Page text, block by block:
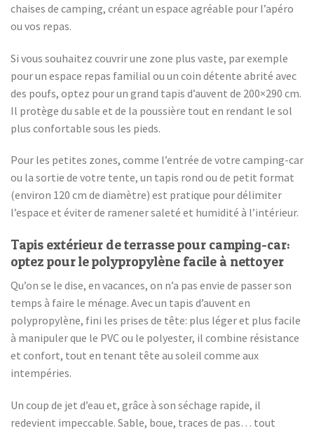
chaises de camping, créant un espace agréable pour l’apéro
ou vos repas.
Si vous souhaitez couvrir une zone plus vaste, par exemple
pour un espace repas familial ou un coin détente abrité avec
des poufs, optez pour un grand tapis d’auvent de 200×290 cm.
Il protège du sable et de la poussière tout en rendant le sol
plus confortable sous les pieds.
Pour les petites zones, comme l’entrée de votre camping-car
ou la sortie de votre tente, un tapis rond ou de petit format
(environ 120 cm de diamètre) est pratique pour délimiter
l’espace et éviter de ramener saleté et humidité à l’intérieur.
Tapis extérieur de terrasse pour camping-car:
optez pour le polypropylène facile à nettoyer
Qu’on se le dise, en vacances, on n’a pas envie de passer son
temps à faire le ménage. Avec un tapis d’auvent en
polypropylène, fini les prises de tête: plus léger et plus facile
à manipuler que le PVC ou le polyester, il combine résistance
et confort, tout en tenant tête au soleil comme aux
intempéries.
Un coup de jet d’eau et, grâce à son séchage rapide, il
redevient impeccable. Sable, boue, traces de pas… tout